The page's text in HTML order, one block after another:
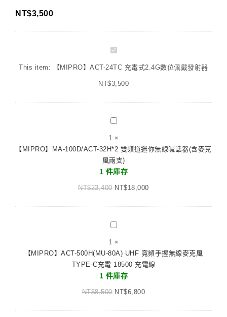
NT$3,500
【MIPRO】
24TC
充
2.4G
位
佩
戴
發
射
This item: 【MIPRO】ACT-24TC 充電式2.4G數位佩戴發射器
NT$3,500
【MIPRO】
32H*2
雙
頻
道
無
喊
話
器
(含
麥
風
1 ×
【MIPRO】MA-100D/ACT-32H*2 雙頻道迷你無線喊話器(含麥克
風兩支)
1 件庫存
NT$23,400 NT$18,000
【MIPRO】
80A)
UHF
寬
頻
1 ×
【MIPRO】ACT-500H(MU-80A) UHF 寬頻手握無線麥克風
TYPE-C充電 18500 充電線
1 件庫存
NT$8,500 NT$6,800